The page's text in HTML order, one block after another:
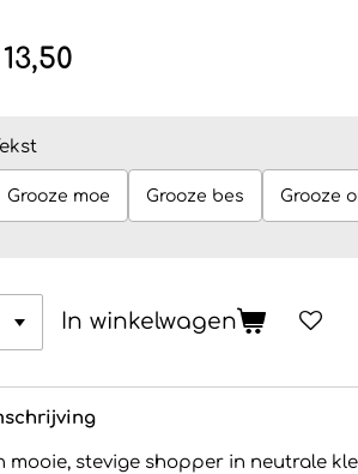
Grooze moe Grooze bes Grooze
In winkelwagen
mooie, stevige shopper in neutrale